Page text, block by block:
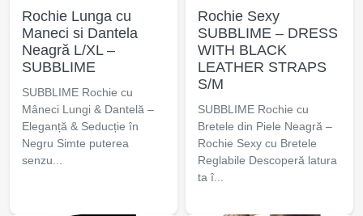
Rochie Lunga cu
Maneci si Dantela
Neagră L/XL –
SUBBLIME
SUBBLIME Rochie cu
Mâneci Lungi & Dantelă –
Eleganță & Seducție în
Negru Simte puterea
senzu...
Rochie Sexy
SUBBLIME – DRESS
WITH BLACK
LEATHER STRAPS
S/M
SUBBLIME Rochie cu
Bretele din Piele Neagră –
Rochie Sexy cu Bretele
Reglabile Descoperă latura
ta î...